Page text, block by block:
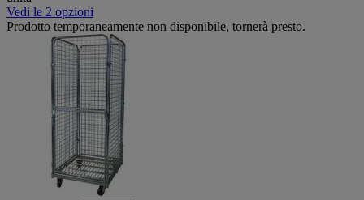
Vedi le 2 opzioni
Prodotto temporaneamente non disponibile, tornerà presto.